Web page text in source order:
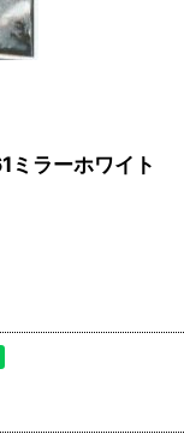
ラーホワイト